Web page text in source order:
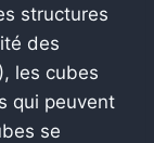
structures
des
les cubes
qui peuvent
se